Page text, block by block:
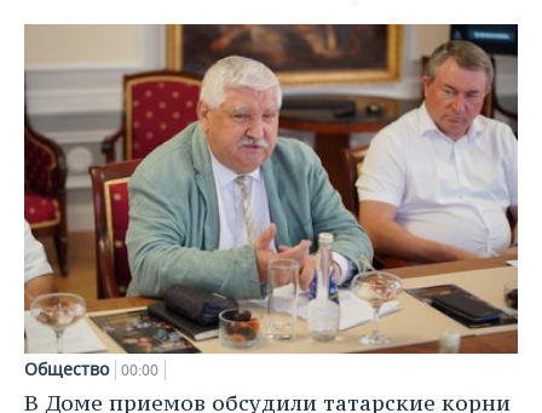
Общество 00:00
В Доме приемов обсудили татарские корни